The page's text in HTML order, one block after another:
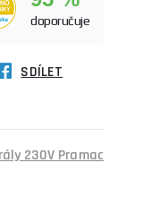
doporučuje
SDÍLET
230V Pramac